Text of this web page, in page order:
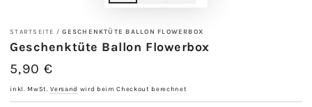
STARTSEITE / GESCHENKTÜTE BALLON FLOWERBOX
Geschenktüte Ballon Flowerbox
Regulärer
5,90 €
inkl. MwSt.Versand wird beim Checkout berechnet